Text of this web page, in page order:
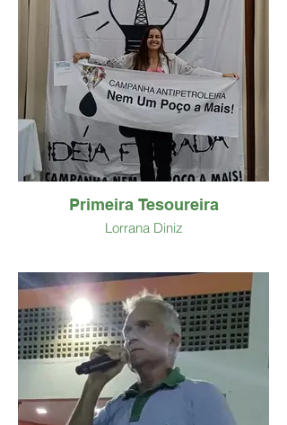
Primeira Tesoureira
Lorrana Diniz